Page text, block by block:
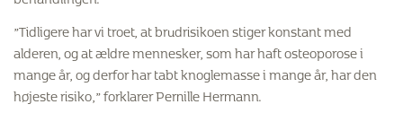
”Tidligere har vi troet, at brudrisikoen stiger konstant med
alderen, og at ældre mennesker, som har haft osteoporose i
mange år, og derfor har tabt knoglemasse i mange år, har den
højeste risiko,” forklarer Pernille Hermann.